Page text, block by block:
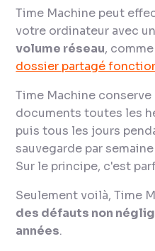
Time Machine peut
votre ordinateur avec un
volume réseau,
dossier partagé
Time Machine
documents toutes les
puis tous les jours
sauvegarde par
Sur le principe, c'est
Seulement voilà, Time
des défauts non
années.